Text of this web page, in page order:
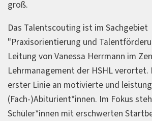
groß.
Das Talentscouting ist im Sachgebiet
"Praxisorientierung und
Leitung von Vanessa Herrmann im
Lehrmanagement der HSHL verortet.
erster Linie an motivierte und
(Fach-)Abiturient*innen. Im Fokus
Schüler*innen mit erschwerten